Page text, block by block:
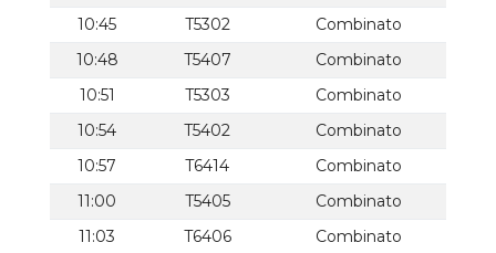
10:45
T5302
Combinato
10:48
T5407
Combinato
10:51
T5303
Combinato
10:54
T5402
Combinato
10:57
T6414
Combinato
11:00
T5405
Combinato
11:03
T6406
Combinato